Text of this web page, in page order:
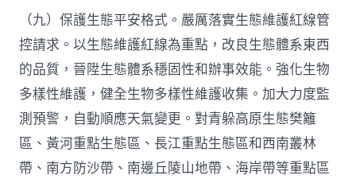
（九）保護生態平安格式。嚴厲落實生態維護紅線管
控請求。以生態維護紅線為重點，改良生態體系東西
的品質，晉陞生態體系穩固性和辦事效能。強化生物
多樣性維護，健全生物多樣性維護收集。加大力度監
測預警，自動順應天氣變更。對青躲高原生態樊籬
區、黃河重點生態區、長江重點生態區和西南叢林
帶、南方防沙帶、南邊丘陵山地帶、海岸帶等重點區